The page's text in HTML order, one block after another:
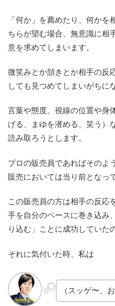
「何か」を薦めたり、何かを
ちらが望む場合、無意識に相
意を求めてしまいます。
微笑みとか頷きとか相手の反
しても見つめてしまいがちに
言葉や態度、視線の位置や身
げる、まゆを潜める、笑う）
読み取ろうとします。
プロの販売員であればそのよ
販売においては当り前となっ
この販売員の方は相手の反応
手を自分のペースに巻き込み
り込む」ことに成功していた
それに気付いた時、私は
（スッゲ〜、